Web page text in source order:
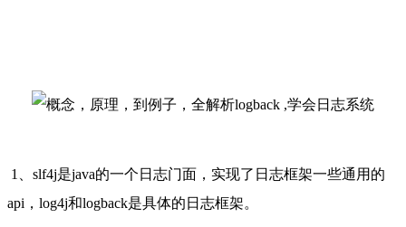
1、slf4j是java的一个日志门面，实现了日志框架一些通用的
api，log4j和logback是具体的日志框架。